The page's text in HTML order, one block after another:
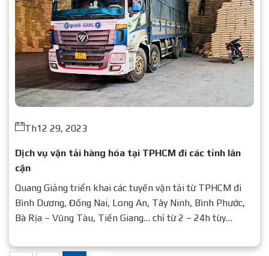
Th12 29, 2023
Dịch vụ vận tải hàng hóa tại TPHCM đi các tỉnh lân
cận
Quang Giảng triển khai các tuyến vận tải từ TPHCM đi
Bình Dương, Đồng Nai, Long An, Tây Ninh, Bình Phước,
Bà Rịa – Vũng Tàu, Tiền Giang… chỉ từ 2 – 24h tùy